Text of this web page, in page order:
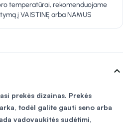
temperatūrai, rekomenduojame
į VAISTINĘ arba NAMUS
expand_more
prekės dizainas. Prekės
todėl galite gauti seno arba
vadovaukitės sudėtimi,